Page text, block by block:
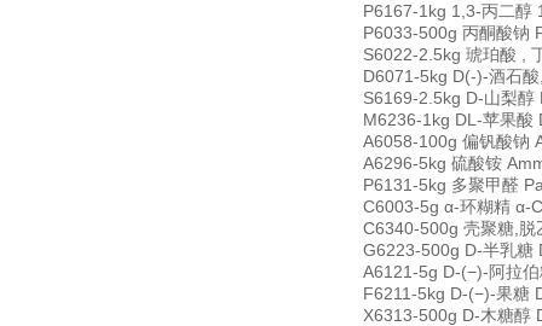
P6167-1kg 1,3-丙二醇
P6033-500g 丙酮酸钠
S6022-2.5kg 琥珀酸 ,
D6071-5kg D(-)-酒石
S6169-2.5kg D-山梨
M6236-1kg DL-苹果酸
A6058-100g 偏钒酸钠
A6296-5kg 硫酸铵
P6131-5kg 多聚甲醛
C6003-5g α-环糊精 α-
C6340-500g 壳聚糖,
G6223-500g D-半乳糖
A6121-5g D-(−)-阿拉
F6211-5kg D-(−)-果糖
X6313-500g D-木糖醇